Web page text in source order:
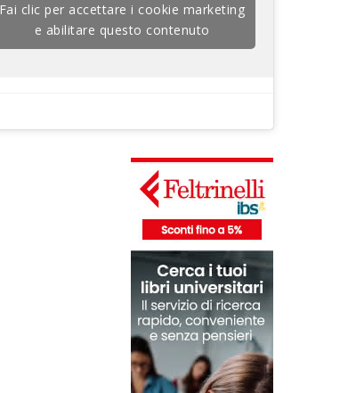
Fai clic per accettare i cookie marketing
e abilitare questo contenuto